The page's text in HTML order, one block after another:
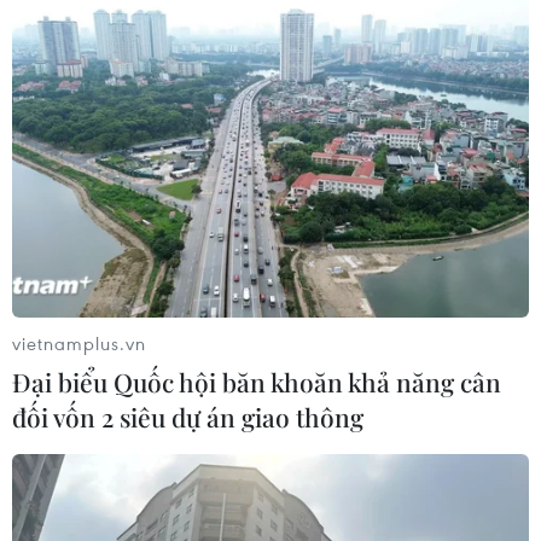
vietnamplus.vn
Đại biểu Quốc hội băn khoăn khả năng cân
đối vốn 2 siêu dự án giao thông